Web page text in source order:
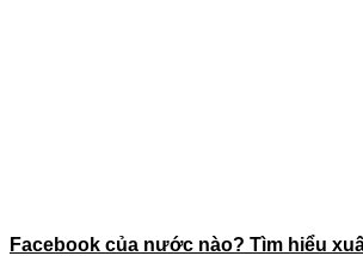
Facebook của nước nào? Tìm hiểu